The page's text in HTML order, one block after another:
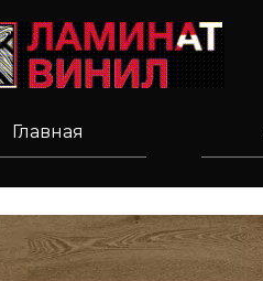
Главная